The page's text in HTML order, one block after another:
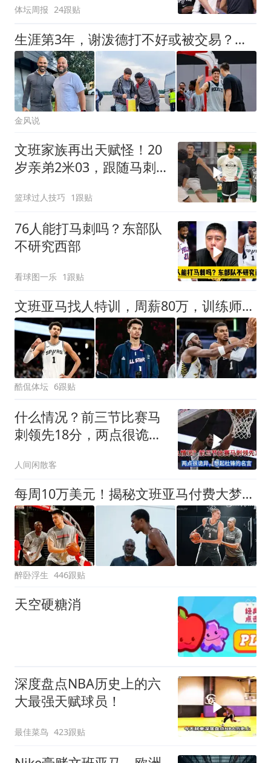
体坛周报 24跟贴
生涯第3年，谢泼德打不好或被交易？远逊卡斯尔，火箭队耐心有限
金风说
文班家族再出天赋怪！20
岁亲弟2米03，跟随马刺
篮球过人技巧 1跟贴
76人能打马刺吗？东部队
不研究西部
看球图一乐 1跟贴
文班亚马找人特训，周薪80万，训练师曾是NBA超巨
酷侃体坛 6跟贴
什么情况？前三节比赛马
刺领先18分，两点很诡
人间闲散客
每周10万美元！揭秘文班亚马付费大梦特训 姚明科比詹姆斯也曾拜师
醉卧浮生 446跟贴
天空硬糖消
深度盘点NBA历史上的六
大最强天赋球员！
最佳菜鸟 423跟贴